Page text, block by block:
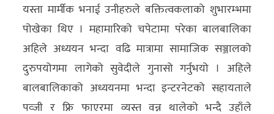
यस्ता मार्मीक भनाई उनीहरुले बक्तित्वकलाको शुभारम्भमा
पोखेका थिए । महामारिको चपेटामा परेका बालबालिका
अहिले अध्ययन भन्दा वढि मात्रामा सामाजिक सञ्जालको
दुरुपयोगमा लागेको सुवेदीले गुनासो गर्नुभयो । अहिले
बालबालिकाको अध्ययनमा भन्दा इन्टरनेटको सहायताले
पव्जी र फ्रि फाएरमा व्यस्त वन्न थालेको भन्दै उहाँले